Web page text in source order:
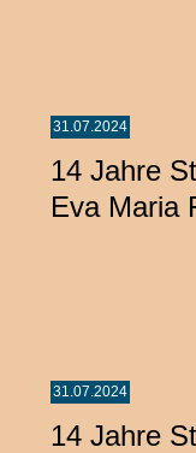
31.07.2024
14 Jahre
Eva Maria
31.07.2024
14 Jahre